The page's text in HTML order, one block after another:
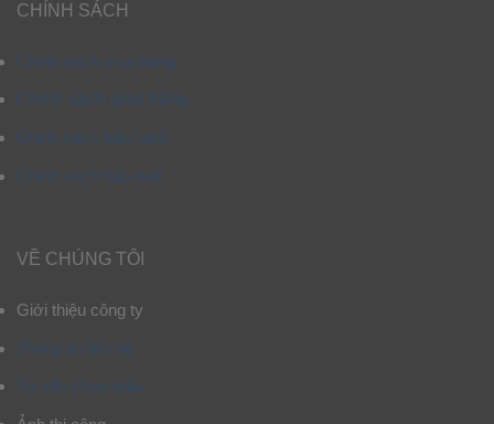
CHÍNH SÁCH
Chính sách mua hàng
Chính sách giao hàng
Chính sách bảo hành
Chính sách bảo mật
VỀ CHÚNG TÔI
Giới thiệu công ty
Thông tin liên hệ
Tư vấn chọn mẫu